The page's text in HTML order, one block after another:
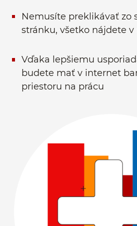
Nemusíte preklikávať zo
stránku, všetko nájdete v
Vďaka lepšiemu
budete mať v internet
priestoru na prácu